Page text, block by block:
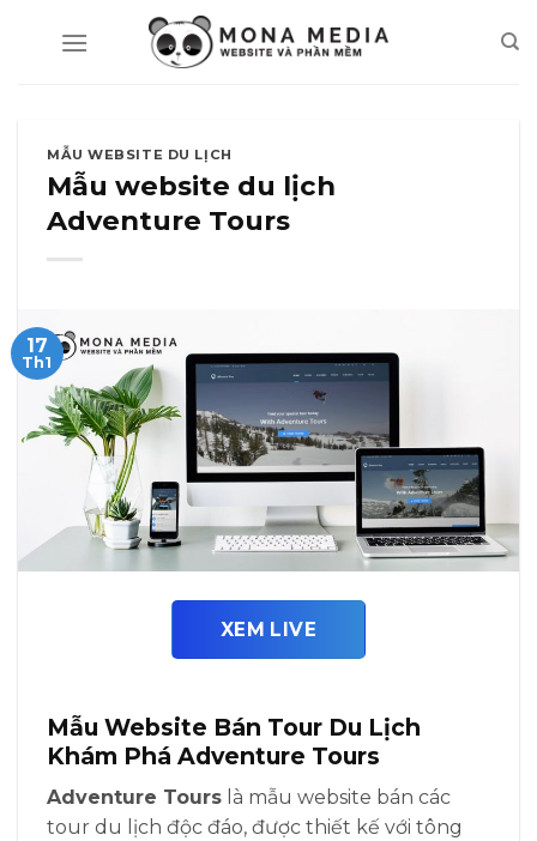
MẪU WEBSITE DU LỊCH
Mẫu website du lịch
Adventure Tours
17
Th1
XEM LIVE
Mẫu Website Bán Tour Du Lịch
Khám Phá Adventure Tours
Adventure Tours là mẫu website bán các
tour du lịch độc đáo, được thiết kế với tông